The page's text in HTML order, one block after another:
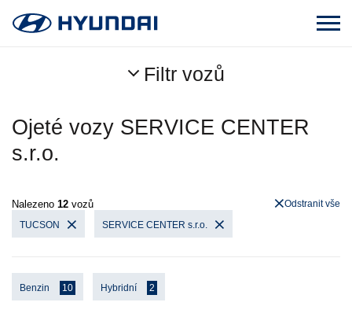
Filtr vozů
Ojeté vozy SERVICE CENTER
s.r.o.
Nalezeno 12 vozů
TUCSON SERVICE CENTER s.r.o.
Odstranit vše
Benzin 10 Hybridní 2